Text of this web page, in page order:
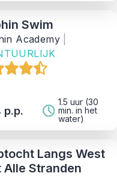
Swim
Academy
p.p.
1.5 uur (30
min. in het
water)
Langs West
Alle Stranden